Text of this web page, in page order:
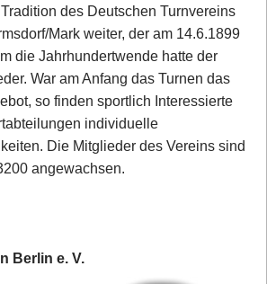
des Deutschen Turnvereins
Mark weiter, der am 14.6.1899
die Jahrhundertwende hatte der
War am Anfang das Turnen das
so finden sportlich Interessierte
individuelle
Die Mitglieder des Vereins sind
angewachsen.
Berlin e. V.